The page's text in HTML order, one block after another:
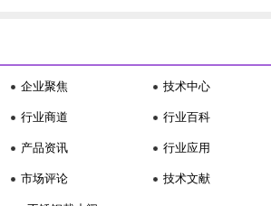
企业聚焦
行业商道
产品资讯
市场评论
技术中心
行业百科
行业应用
技术文献